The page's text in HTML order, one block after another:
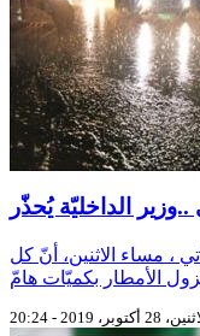
الداخليّة يُحذّر
، مساء الاثنين، أنّ كل
28 أكتوبر، 2019 - 20:24